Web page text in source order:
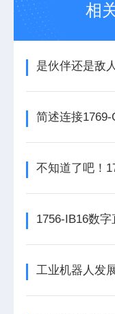
相
工业机器人发